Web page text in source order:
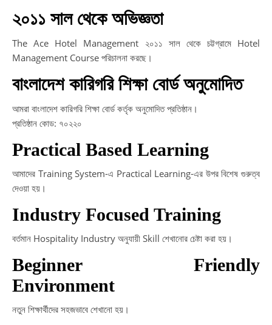
২০১১ সাল থেকে অভিজ্ঞতা
The Ace Hotel Management ২০১১ সাল থেকে চট্টগ্রামে Hotel
Management Course পরিচালনা করছে।
বাংলাদেশ কারিগরি শিক্ষা বোর্ড অনুমোদিত
আমরা বাংলাদেশ কারিগরি শিক্ষা বোর্ড কর্তৃক অনুমোদিত প্রতিষ্ঠান।
প্রতিষ্ঠান কোড: ৭০২২০
Practical Based Learning
আমাদের Training System-এ Practical Learning-এর উপর বিশেষ গুরুত্ব
দেওয়া হয়।
Industry Focused Training
বর্তমান Hospitality Industry অনুযায়ী Skill শেখানোর চেষ্টা করা হয়।
Beginner Friendly
Environment
নতুন শিক্ষার্থীদের সহজভাবে শেখানো হয়।